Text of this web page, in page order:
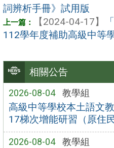
相關公告
2026-08-04 教學組
高級中等學校本土語文
17梯次增能研習（原住
2026-08-04 教學組
詞辨析手冊》試用版
【2024-04-17】
112學年度補助高級中等